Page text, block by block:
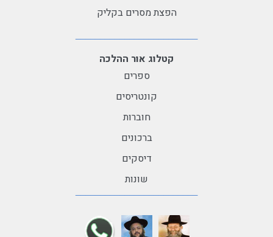
הפצת מסרים בקליק
קטלוג אור ההלכה
ספרים
קונטריסים
חוברות
ברכונים
דיסקים
שונות